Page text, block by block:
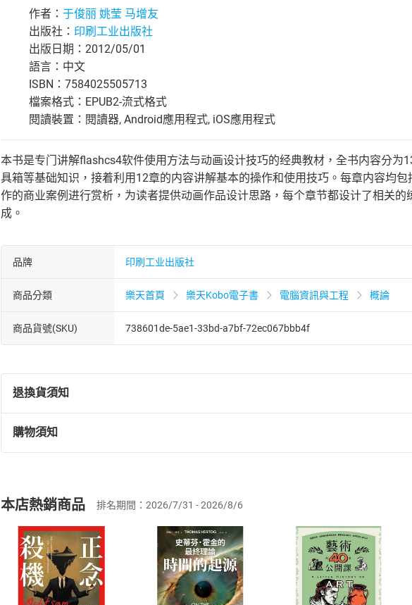
作者： 于俊丽 姚莹 马增友
出版社： 印刷工业出版社
出版日期：2012/05/01
語言：中文
ISBN：7584025505713
檔案格式：EPUB2-流式格式
閱讀裝置：閱讀器, Android應用程式, iOS應用程式
本书是专门讲解flashcs4软件使用方法与动画设计技巧的经典教材，全书内容分
具箱等基础知识，接着利用12章的内容讲解基本的操作和使用技巧。每章内容均
作的商业案例进行赏析，为读者提供动画作品设计思路，每个章节都设计了相关
成。
品牌 印刷工业出版社
商品分類 樂天首頁 樂天Kobo電子書 電腦資訊與工程 概論
商品貨號(SKU) 738601de-5ae1-33bd-a7bf-72ec067bbb4f
退換貨須知
退換貨規定：
(一)依消費者保護法第19條第1項後段暨通訊交易解除權合理例外情事適用
(二)消費者訂購本店鋪之商品即代表知悉本店鋪所銷售之商品為電子書，
且已下載/存取電子書，不得請求退貨退款。
退貨方式：您欲取消訂單或辦理退貨時，請登入樂天市場，並於「我的訂單
貨」，本店鋪將依您的申請進行審核，待審核通過後將為您辦理退款事宜。
請注意，樂天市場須以整筆訂單為單位進行取消/退貨，恕無法以單支商品取
購物須知
挑選商品
Choose
放入購物車
Shopping cart
登入帳號
Login
購書後，如何開始使用？
本店熱銷商品 排名期間：2026/7/31 - 2026/8/6